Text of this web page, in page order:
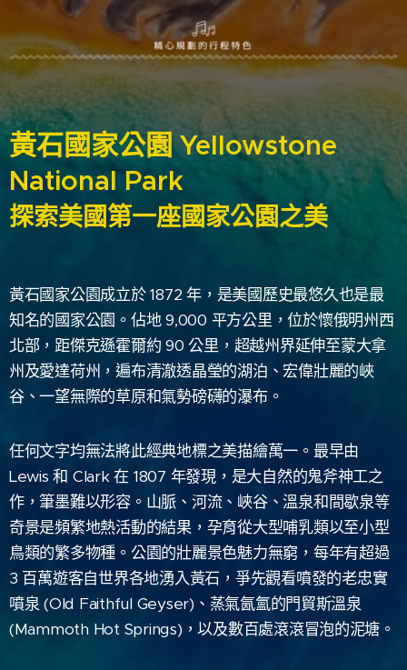
黃石國家公園 Yellowstone
National Park
探索美國第一座國家公園之美
黃石國家公園成立於 1872 年，是美國歷史最悠久也是最
知名的國家公園。佔地 9,000 平方公里，位於懷俄明州西
北部，距傑克遜霍爾約 90 公里，超越州界延伸至蒙大拿
州及愛達荷州，遍布清澈透晶瑩的湖泊、宏偉壯麗的峽
谷、一望無際的草原和氣勢磅礴的瀑布。
任何文字均無法將此經典地標之美描繪萬一。最早由
Lewis 和 Clark 在 1807 年發現，是大自然的鬼斧神工之
作，筆墨難以形容。山脈、河流、峽谷、溫泉和間歇泉等
奇景是頻繁地熱活動的結果，孕育從大型哺乳類以至小型
鳥類的繁多物種。公園的壯麗景色魅力無窮，每年有超過
3 百萬遊客自世界各地湧入黃石，爭先觀看噴發的老忠實
噴泉 (Old Faithful Geyser)、蒸氣氤氳的門貿斯溫泉
(Mammoth Hot Springs)，以及數百處滾滾冒泡的泥塘。